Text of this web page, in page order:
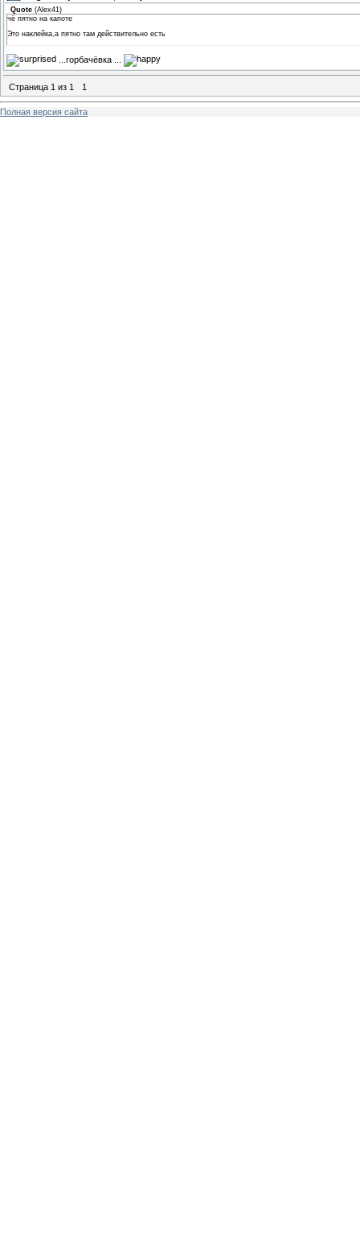
Quote (Alex41 )
чё пятно на капоте
Это наклейка,а пятно там действительно есть
...горбачёвка ...
Страница 1 из 1 1
Полная версия сайта